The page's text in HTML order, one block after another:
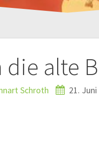
die alte
Schroth 21.